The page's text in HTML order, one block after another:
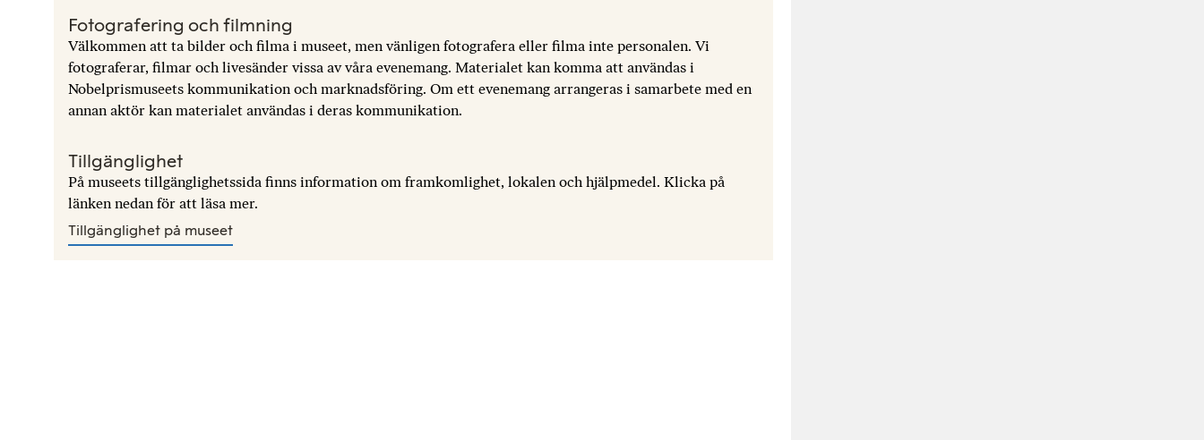
Fotografering och filmning
Välkommen att ta bilder och filma i museet, men vänligen fotografera eller filma inte personalen. Vi
fotograferar, filmar och livesänder vissa av våra evenemang. Materialet kan komma att användas i
Nobelprismuseets kommunikation och marknadsföring. Om ett evenemang arrangeras i samarbete med en
annan aktör kan materialet användas i deras kommunikation.
Tillgänglighet
På museets tillgänglighetssida finns information om framkomlighet, lokalen och hjälpmedel. Klicka på
länken nedan för att läsa mer.
Tillgänglighet på museet